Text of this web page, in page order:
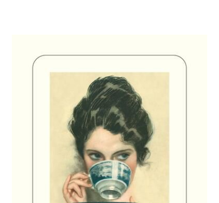
Tea Time
Zur Wunschliste hinzufügen
Verlag: Diogenes 21.02.2024
320 Seiten
ISBN: 978-3-
25724743-5